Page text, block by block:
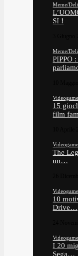
Meme/
SI !
Meme/
PIPPO
15
film
The
un…
10
Drive…
I 20
Sega…